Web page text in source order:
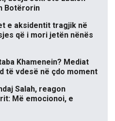
Botërorin
e aksidentit tragjik në
që i mori jetën nënës
Khamenein? Mediat
të vdesë në çdo moment
Salah, reagon
Më emocionoi, e